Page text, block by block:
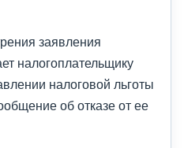
заявления
налогоплательщику
налоговой льготы
об отказе от ее